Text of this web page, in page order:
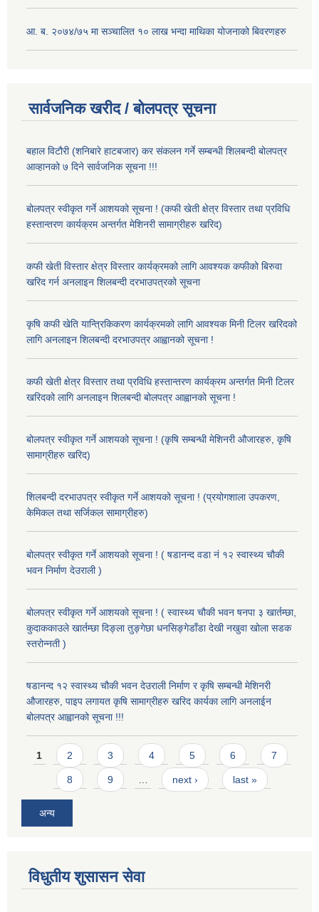
आ. ब. २०७४/७५ मा सञ्चालित १० लाख भन्दा माथिका योजनाको बिवरणहरु
सार्वजनिक खरीद / बोलपत्र सूचना
बहाल विटौरी (शनिबारे हाटबजार) कर संकलन गर्ने सम्बन्धी शिलबन्दी बोलपत्र
आव्हानको ७ दिने सार्वजनिक सूचना !!!
बोलपत्र स्वीकृत गर्ने आशयको सूचना ! (कफी खेती क्षेत्र विस्तार तथा प्रविधि
हस्तान्तरण कार्यक्रम अन्तर्गत मेशिनरी सामाग्रीहरु खरिद)
कफी खेती विस्तार क्षेत्र विस्तार कार्यक्रमको लागि आवश्यक कफीको बिरुवा
खरिद गर्न अनलाइन शिलबन्दी दरभाउपत्रको सूचना
कृषि कफी खेति यान्त्रिकिकरण कार्यक्रमको लागि आवश्यक मिनी टिलर खरिदको
लागि अनलाइन शिलबन्दी दरभाउपत्र आह्वानको सूचना !
कफी खेती क्षेत्र विस्तार तथा प्रविधि हस्तान्तरण कार्यक्रम अन्तर्गत मिनी टिलर
खरिदको लागि अनलाइन शिलबन्दी बोलपत्र आह्वानको सूचना !
बोलपत्र स्वीकृत गर्ने आशयको सूचना ! (कृषि सम्बन्धी मेशिनरी औजारहरु, कृषि
सामाग्रीहरु खरिद)
शिलबन्दी दरभाउपत्र स्वीकृत गर्ने आशयको सूचना ! (प्रयोगशाला उपकरण,
केमिकल तथा सर्जिकल सामाग्रीहरु)
बोलपत्र स्वीकृत गर्ने आशयको सूचना ! ( षडानन्द वडा नं १२ स्वास्थ्य चौकी
भवन निर्माण देउराली )
बोलपत्र स्वीकृत गर्ने आशयको सूचना ! ( स्वास्थ्य चौकी भवन षनपा ३ खार्तम्छा,
कुदाककाउले खार्तम्छा दिङ्ला तुङ्गेछा धनसिङ्गेडाँडा देखी नखुवा खोला सडक
स्तरोन्नती )
षडानन्द १२ स्वास्थ्य चौकी भवन देउराली निर्माण र कृषि सम्बन्धी मेशिनरी
औजारहरु, पाइप लगायत कृषि सामाग्रीहरु खरिद कार्यका लागि अनलाईन
बोलपत्र आह्वानको सूचना !!!
Pages
1 2 3 4 5 6 7
8 9 … next › last »
अन्य
विधुतीय शुसासन सेवा